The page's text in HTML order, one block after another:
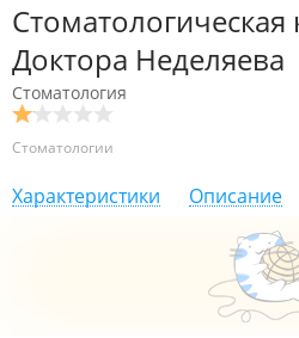
Стоматологическая
Доктора Неделяева
Стоматология
Стоматологии
Характеристики Описание